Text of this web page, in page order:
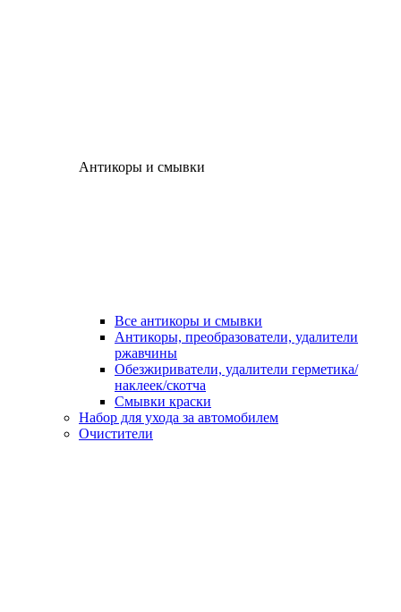
Антикоры и смывки
Все антикоры и смывки
Антикоры, преобразователи, удалители
ржавчины
Обезжириватели, удалители герметика/
наклеек/скотча
Смывки краски
Набор для ухода за автомобилем
Очистители